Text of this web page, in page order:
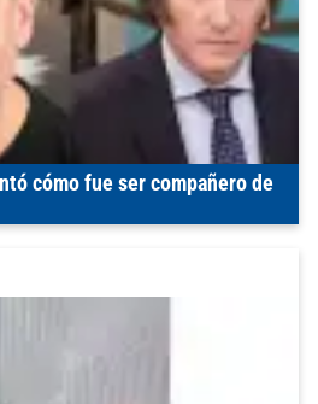
cómo fue ser compañero de